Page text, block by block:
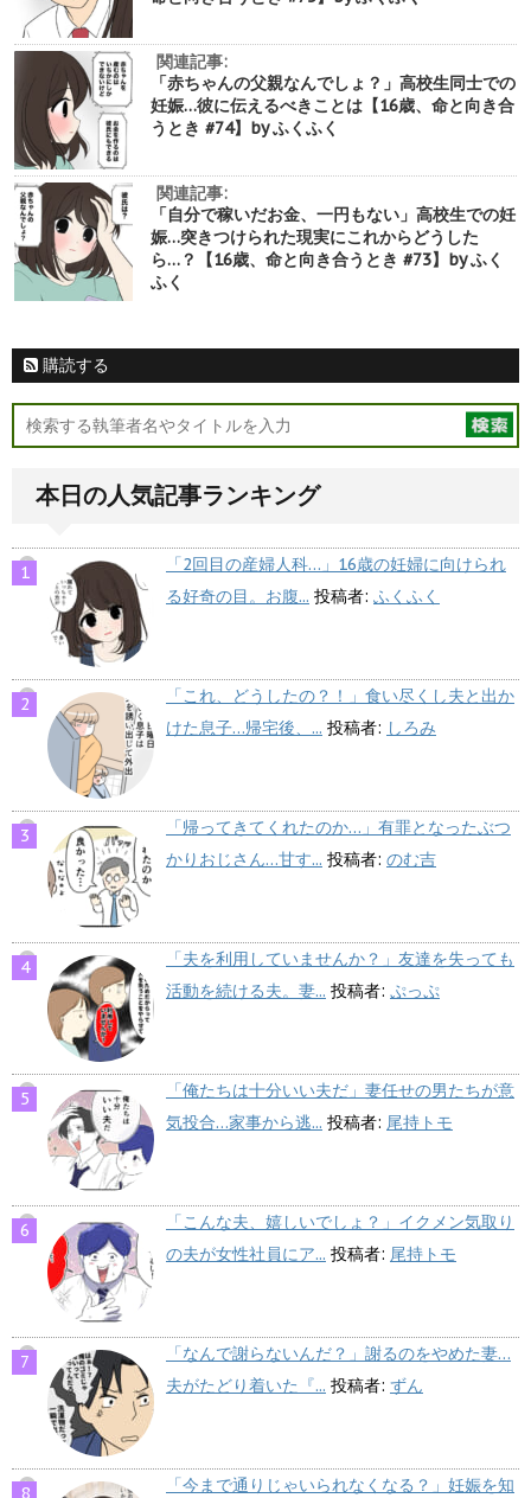
関連記事:
「赤ちゃんの父親なんでしょ？」高校生同士での
妊娠…彼に伝えるべきことは【16歳、命と向き合
うとき #74】by ふくふく
関連記事:
「自分で稼いだお金、一円もない」高校生での妊
娠…突きつけられた現実にこれからどうした
ら…？【16歳、命と向き合うとき #73】by ふく
ふく
購読する
本日の人気記事ランキング
「2回目の産婦人科…」16歳の妊婦に向けられ
る好奇の目。お腹... 投稿者: ふくふく
「これ、どうしたの？！」食い尽くし夫と出か
けた息子…帰宅後、... 投稿者: しろみ
「帰ってきてくれたのか…」有罪となったぶつ
かりおじさん…甘す... 投稿者: のむ吉
「夫を利用していませんか？」友達を失っても
活動を続ける夫。妻... 投稿者: ぷっぷ
「俺たちは十分いい夫だ」妻任せの男たちが意
気投合…家事から逃... 投稿者: 尾持トモ
「こんな夫、嬉しいでしょ？」イクメン気取り
の夫が女性社員にア... 投稿者: 尾持トモ
「なんで謝らないんだ？」謝るのをやめた妻…
夫がたどり着いた『... 投稿者: ずん
「今まで通りじゃいられなくなる？」妊娠を知